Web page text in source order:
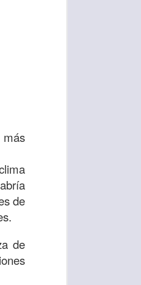
de
de
dar